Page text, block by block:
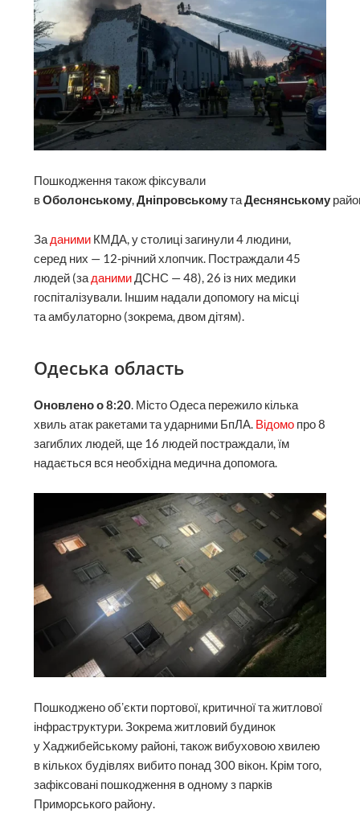
Пошкодження також фіксували
вОболонському,ДніпровськомутаДеснянському
За даними КМДА, у столиці загинули 4 людини,
серед них — 12-річний хлопчик. Постраждали 45
людей (за данимиДСНС — 48), 26 із них медики
госпіталізували. Іншим надали допомогу на місці
та амбулаторно (зокрема, двом дітям).
Одеська область
Оновлено о 8:20. Місто Одеса пережило кілька
хвиль атак ракетами та ударними БпЛА. Відомо про 8
загиблих людей, ще 16 людей постраждали, їм
надається вся необхідна медична допомога.
Пошкоджено обʼєкти портової, критичної та житлової
інфраструктури. Зокрема житловий будинок
у Хаджибейському районі, також вибуховою хвилею
в кількох будівлях вибито понад 300 вікон. Крім того,
зафіксовані пошкодження в одному з парків
Приморського району.